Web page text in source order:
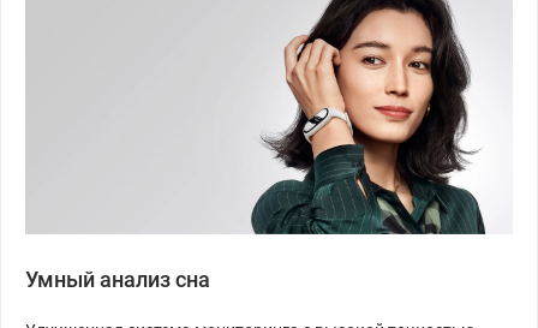
Умный анализ сна